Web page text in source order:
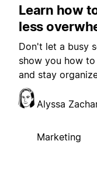
Learn how
less
Don't let a busy
show you how
and stay
Alyssa
Marketing